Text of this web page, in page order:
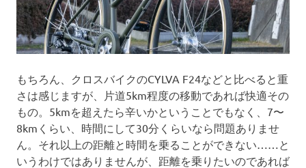
もちろん、クロスバイクのCYLVA F24などと比べると重
さは感じますが、片道5km程度の移動であれば快適その
もの。5kmを超えたら辛いかということでもなく、7〜
8kmくらい、時間にして30分くらいなら問題ありませ
ん。それ以上の距離と時間を乗ることができない……と
いうわけではありませんが、距離を乗りたいのであれば